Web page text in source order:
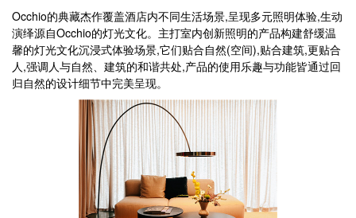
Occhio的典藏杰作覆盖酒店内不同生活场景,呈现多元照明体验,生动
演绎源自Occhio的灯光文化。主打室内创新照明的产品构建舒缓温
馨的灯光文化沉浸式体验场景,它们贴合自然(空间),贴合建筑,更贴合
人,强调人与自然、建筑的和谐共处,产品的使用乐趣与功能皆通过回
归自然的设计细节中完美呈现。